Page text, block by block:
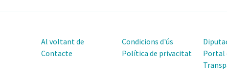
Al voltant de
Contacte
Condicions d'ús
Política de privacitat
Portal